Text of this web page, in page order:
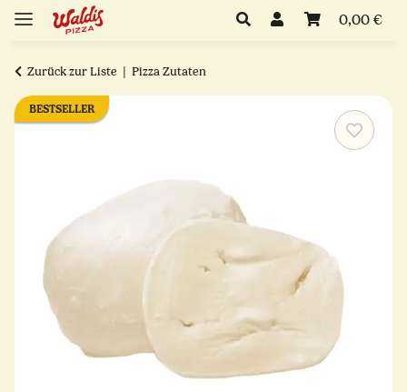
0,00 €
Zurück zur Liste Pizza Zutaten
BESTSELLER